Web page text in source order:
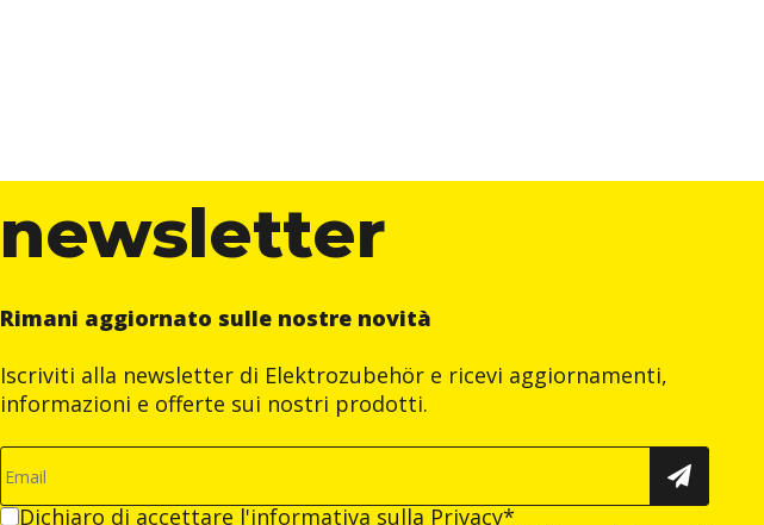
newsletter
Rimani aggiornato sulle nostre novità
Iscriviti alla newsletter di Elektrozubehör e ricevi aggiornamenti,
informazioni e offerte sui nostri prodotti.
Dichiaro di accettare l'informativa sulla Privacy*